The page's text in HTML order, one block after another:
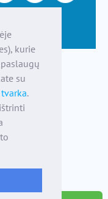
kurie
su
.